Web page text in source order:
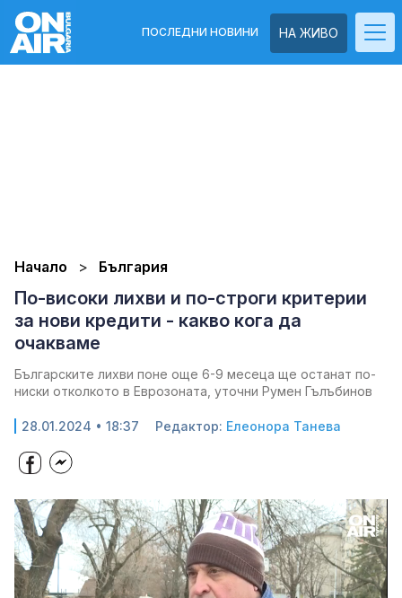
НА ЖИВО
ПОСЛЕДНИ НОВИНИ
Начало България
По-високи лихви и по-строги критерии
за нови кредити - какво кога да
очакваме
Българските лихви поне още 6-9 месеца ще останат по-
ниски отколкото в Еврозоната, уточни Румен Гълъбинов
28.01.2024 • 18:37 Редактор: Елеонора Танева